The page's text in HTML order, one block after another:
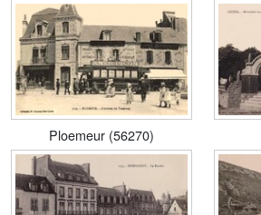
Ploemeur (56270)